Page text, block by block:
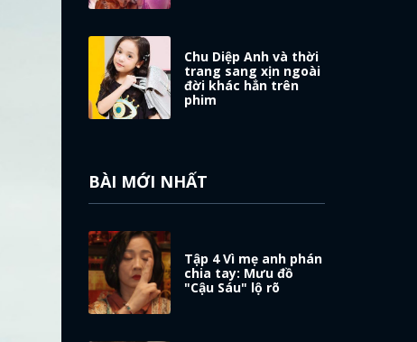
Chu Diệp Anh và thời
trang sang xịn ngoài
đời khác hẳn trên
phim
BÀI MỚI NHẤT
Tập 4 Vì mẹ anh phán
chia tay: Mưu đồ
"Cậu Sáu" lộ rõ